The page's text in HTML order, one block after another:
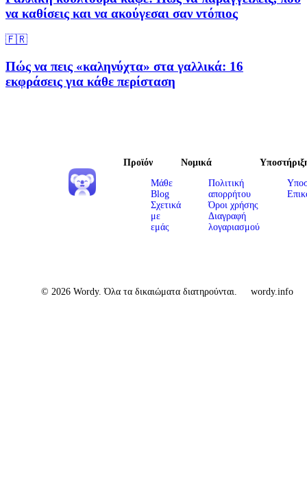
να καθίσεις και να ακούγεσαι σαν ντόπιος
🇫🇷
Πώς να πεις «καληνύχτα» στα γαλλικά: 16
εκφράσεις για κάθε περίσταση
Προϊόν
Μάθε
Blog
Σχετικά
με
εμάς
Νομικά
Πολιτική
απορρήτου
Όροι χρήσης
Διαγραφή
λογαριασμού
© 2026 Wordy. Όλα τα δικαιώματα διατηρούνται. wordy.info